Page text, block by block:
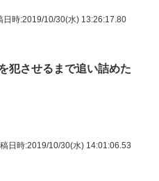
日時:2019/10/30(水) 13:26:17.80
犯させるまで追い詰めた
日時:2019/10/30(水) 14:01:06.53